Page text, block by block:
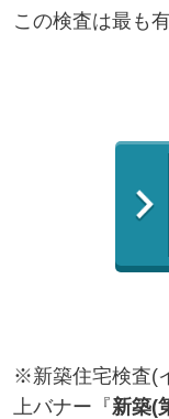
この検査は最も
※新築住宅検査(
上バナー『新築(